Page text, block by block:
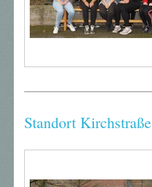
Standort Kirchstraße